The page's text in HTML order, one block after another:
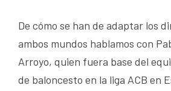
De cómo se han de adaptar los
ambos mundos hablamos con
Arroyo, quien fuera base del
de baloncesto en la liga ACB en